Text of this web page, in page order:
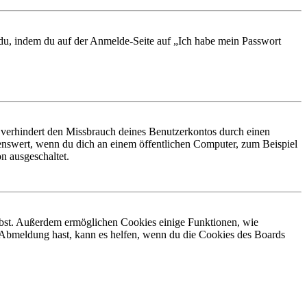
indem du auf der Anmelde-Seite auf „Ich habe mein Passwort
den Missbrauch deines Benutzerkontos durch einen
wenn du dich an einem öffentlichen Computer, zum Beispiel
ausgeschaltet.
Außerdem ermöglichen Cookies einige Funktionen, wie
hast, kann es helfen, wenn du die Cookies des Boards